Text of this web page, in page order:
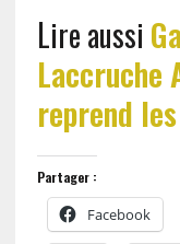
Lire aussi
Laccruche
reprend
Partager :
Facebook